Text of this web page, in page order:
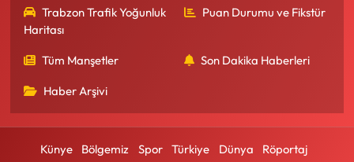
Trabzon Trafik Yoğunluk
Haritası
Puan Durumu ve Fikstür
Tüm Manşetler Son Dakika Haberleri
Haber Arşivi
Künye Bölgemiz Spor Türkiye Dünya
Röportaj